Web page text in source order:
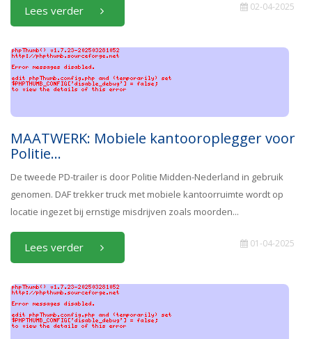
Lees verder 02-04-2025
MAATWERK: Mobiele kantooroplegger voor
Politie...
De tweede PD-trailer is door Politie Midden-Nederland in gebruik
genomen. DAF trekker truck met mobiele kantoorruimte wordt op
locatie ingezet bij ernstige misdrijven zoals moorden...
Lees verder 01-04-2025